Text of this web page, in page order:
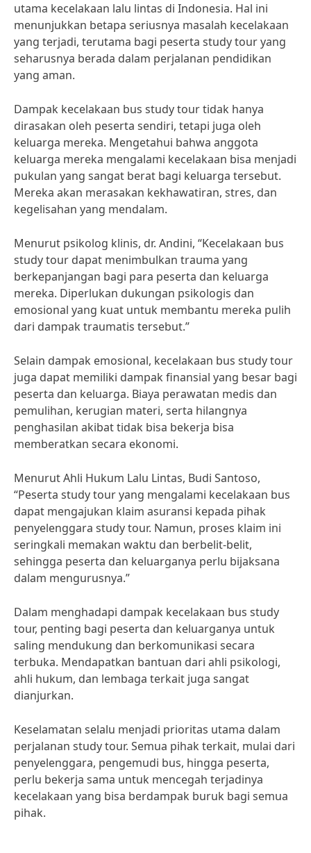
utama kecelakaan lalu lintas di Indonesia. Hal ini
menunjukkan betapa seriusnya masalah kecelakaan
yang terjadi, terutama bagi peserta study tour yang
seharusnya berada dalam perjalanan pendidikan
yang aman.
Dampak kecelakaan bus study tour tidak hanya
dirasakan oleh peserta sendiri, tetapi juga oleh
keluarga mereka. Mengetahui bahwa anggota
keluarga mereka mengalami kecelakaan bisa menjadi
pukulan yang sangat berat bagi keluarga tersebut.
Mereka akan merasakan kekhawatiran, stres, dan
kegelisahan yang mendalam.
Menurut psikolog klinis, dr. Andini, “Kecelakaan bus
study tour dapat menimbulkan trauma yang
berkepanjangan bagi para peserta dan keluarga
mereka. Diperlukan dukungan psikologis dan
emosional yang kuat untuk membantu mereka pulih
dari dampak traumatis tersebut.”
Selain dampak emosional, kecelakaan bus study tour
juga dapat memiliki dampak finansial yang besar bagi
peserta dan keluarga. Biaya perawatan medis dan
pemulihan, kerugian materi, serta hilangnya
penghasilan akibat tidak bisa bekerja bisa
memberatkan secara ekonomi.
Menurut Ahli Hukum Lalu Lintas, Budi Santoso,
“Peserta study tour yang mengalami kecelakaan bus
dapat mengajukan klaim asuransi kepada pihak
penyelenggara study tour. Namun, proses klaim ini
seringkali memakan waktu dan berbelit-belit,
sehingga peserta dan keluarganya perlu bijaksana
dalam mengurusnya.”
Dalam menghadapi dampak kecelakaan bus study
tour, penting bagi peserta dan keluarganya untuk
saling mendukung dan berkomunikasi secara
terbuka. Mendapatkan bantuan dari ahli psikologi,
ahli hukum, dan lembaga terkait juga sangat
dianjurkan.
Keselamatan selalu menjadi prioritas utama dalam
perjalanan study tour. Semua pihak terkait, mulai dari
penyelenggara, pengemudi bus, hingga peserta,
perlu bekerja sama untuk mencegah terjadinya
kecelakaan yang bisa berdampak buruk bagi semua
pihak.